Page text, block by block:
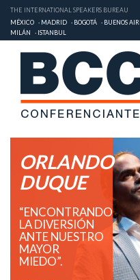
THE INTERNATIONAL SPEAKERS BUREAU
MÉXICO
MADRID BOGOTÁ BUENOS
MILÁN
ISTANBUL
ORLANDO
DUQUE
“ENCONTRANDO
LA DIVERSIÓN
ANTE NUESTRO
MAYOR
MIEDO”.